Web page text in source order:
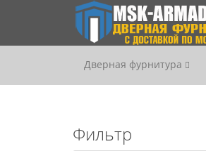
Дверная фурнитура
Фильтр